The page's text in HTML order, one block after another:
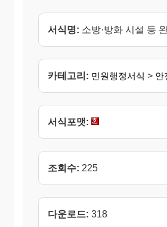
서식명: 소방·방화 시설 등
카테고리: 민원행정서식 > 안
서식포맷:
조회수: 225
다운로드: 318